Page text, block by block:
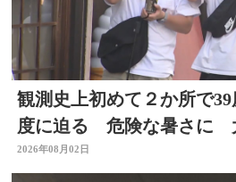
観測史上初めて２か所で
度に迫る 危険な暑さに
2026年08月02日